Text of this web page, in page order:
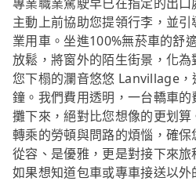
專業職業駕駛早已在指定的出
主動上前協助您提領行李，並
業用車。坐進100%無菸車的舒
放鬆，將窗外的陌生街景，化
您下榻的瀾音悠悠 Lanvillage
鐘。我們費用透明，一台轎車
攤下來，絕對比您想像的更划
轉乘的勞頓與問路的煩惱，確
從容、是優雅，更是對接下來旅
如果想知道包車或專車接送以